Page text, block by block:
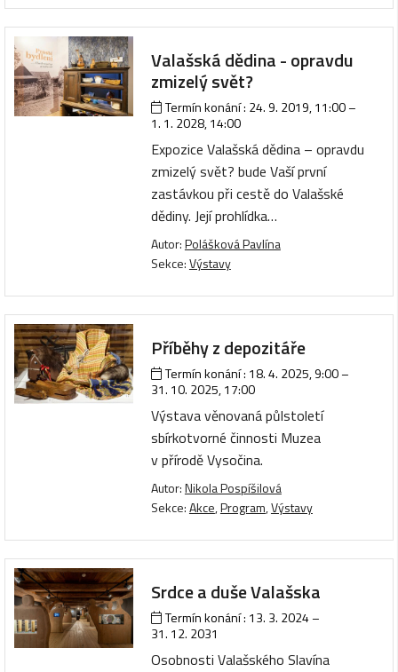
Valašská dědina - opravdu
zmizelý svět?
Termín konání : 24. 9. 2019, 11:00–
1. 1. 2028, 14:00
Expozice Valašská dědina – opravdu
zmizelý svět? bude Vaší první
zastávkou při cestě do Valašské
dědiny. Její prohlídka…
Autor:Polášková Pavlína
Sekce:Výstavy
Příběhy z depozitáře
Termín konání : 18. 4. 2025, 9:00–
31. 10. 2025, 17:00
Výstava věnovaná půlstoletí
sbírkotvorné činnosti Muzea
v přírodě Vysočina.
Autor:Nikola Pospíšilová
Sekce:Akce,Program,Výstavy
Srdce a duše Valašska
Termín konání : 13. 3. 2024–
31. 12. 2031
Osobnosti Valašského Slavína